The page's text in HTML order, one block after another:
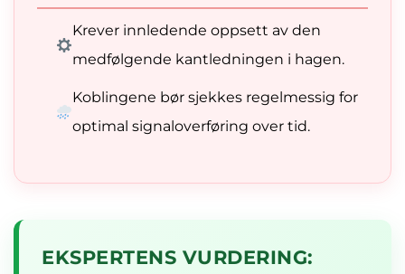
Krever innledende oppsett av den
medfølgende kantledningen i hagen.
Koblingene bør sjekkes regelmessig for
optimal signaloverføring over tid.
EKSPERTENS VURDERING: